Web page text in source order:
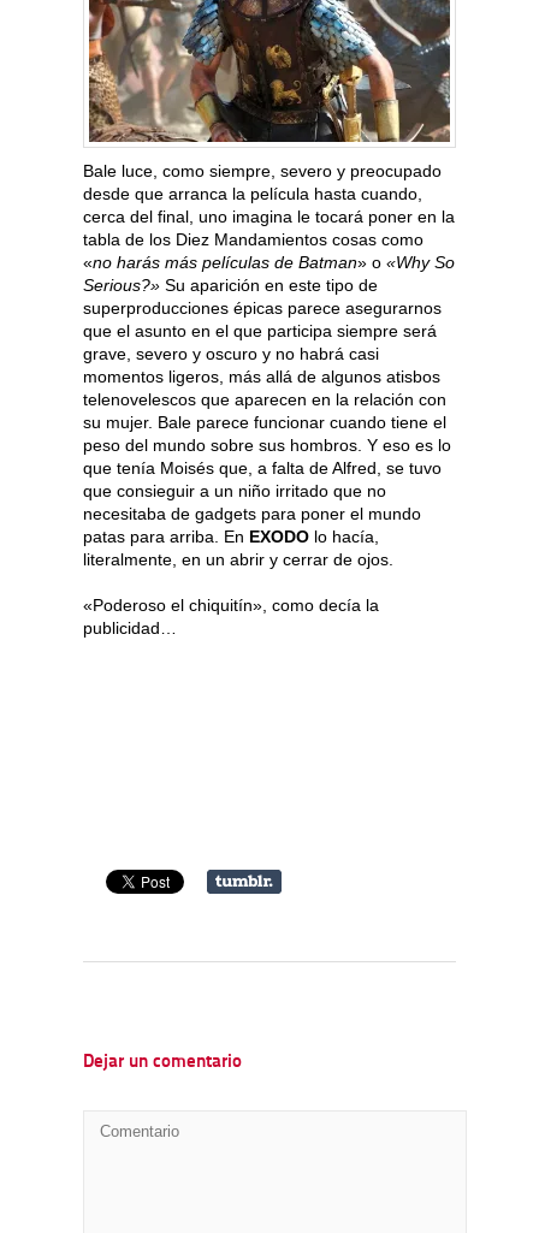
Bale luce, como siempre, severo y preocupado
desde que arranca la película hasta cuando,
cerca del final, uno imagina le tocará poner en la
tabla de los Diez Mandamientos cosas como
«no harás más películas de Batman» o «Why So
Serious?» Su aparición en este tipo de
superproducciones épicas parece asegurarnos
que el asunto en el que participa siempre será
grave, severo y oscuro y no habrá casi
momentos ligeros, más allá de algunos atisbos
telenovelescos que aparecen en la relación con
su mujer. Bale parece funcionar cuando tiene el
peso del mundo sobre sus hombros. Y eso es lo
que tenía Moisés que, a falta de Alfred, se tuvo
que consieguir a un niño irritado que no
necesitaba de gadgets para poner el mundo
patas para arriba. En EXODO lo hacía,
literalmente, en un abrir y cerrar de ojos.
«Poderoso el chiquitín», como decía la
publicidad…
Dejar un comentario